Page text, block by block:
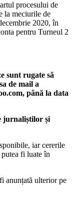
procesului de
la meciurile de
2020, în
pentru Turneul 2
sunt rugate să
de mail a
până la data
jurnaliștilor și
iar cererile
fi luate în
anunțată ulterior pe